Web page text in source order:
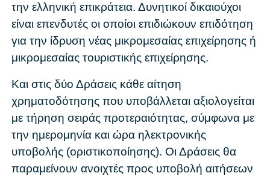
την ελληνική επικράτεια. Δυνητικοί δικαιούχοι
είναι επενδυτές οι οποίοι επιδιώκουν επιδότηση
για την ίδρυση νέας μικρομεσαίας επιχείρησης ή
μικρομεσαίας τουριστικής επιχείρησης.
Και στις δύο Δράσεις κάθε αίτηση
χρηματοδότησης που υποβάλλεται αξιολογείται
με τήρηση σειράς προτεραιότητας, σύμφωνα με
την ημερομηνία και ώρα ηλεκτρονικής
υποβολής (οριστικοποίησης). Οι Δράσεις θα
παραμείνουν ανοιχτές προς υποβολή αιτήσεων